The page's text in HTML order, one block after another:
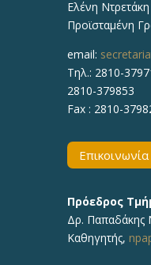
Ελένη Ντρετάκη
Προϊσταμένη
email:
Τηλ.: 2810-
2810-379853
Fax : 2810-
Επικοινωνία
Πρόεδρος
Δρ. Παπαδάκης
Καθηγητής,